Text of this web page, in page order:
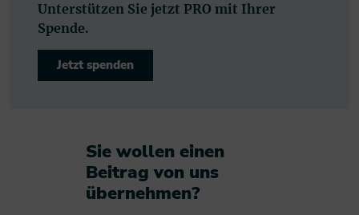
Unterstützen Sie jetzt PRO mit Ihrer
Spende.
Jetzt spenden
Sie wollen einen
Beitrag von uns
übernehmen?​